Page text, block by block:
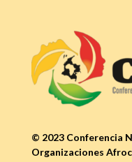
© 2023 Conferencia
Organizaciones